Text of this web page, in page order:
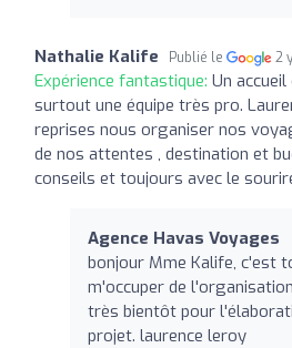
Nathalie Kalife Publié le 2
Expérience fantastique: Un
surtout une équipe très pro.
reprises nous organiser nos
de nos attentes , destination et
conseils et toujours avec le
Agence Havas Voyages
bonjour Mme Kalife, c'est
m'occuper de
très bientôt pour
projet. laurence leroy